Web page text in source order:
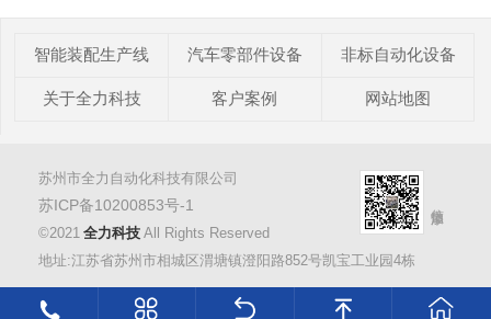
智能装配生产线 汽车零部件设备 非标自动化设备
关于全力科技 客户案例 网站地图
苏州市全力自动化科技有限公司
苏ICP备10200853号-1
©2021 全力科技 All Rights Reserved
地址:江苏省苏州市相城区渭塘镇澄阳路852号凯宝工业园4栋